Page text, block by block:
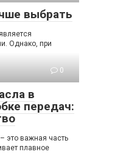
выбрать
Однако, при
0
в
передач:
это важная часть
плавное